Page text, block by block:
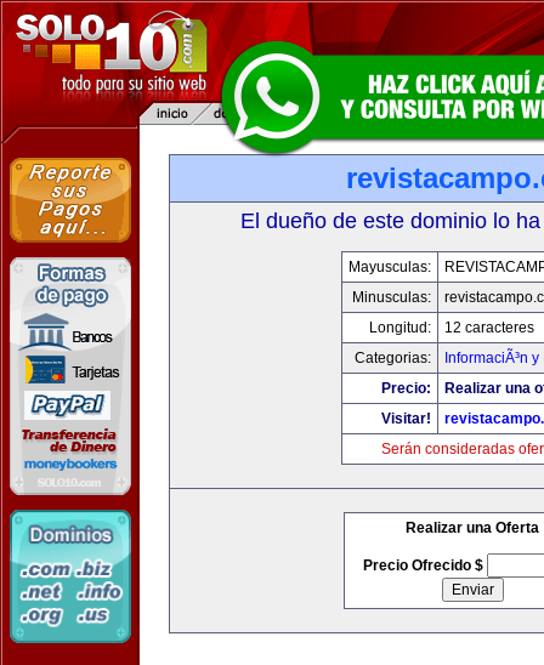
El dueño de este dominio lo
Mayusculas:
Minusculas:
Longitud:
12 caracteres
Categorias:
InformaciÃ³n
Precio:
Realizar una
Visitar!
Serán consideradas
Realizar una Oferta
Precio Ofrecido $